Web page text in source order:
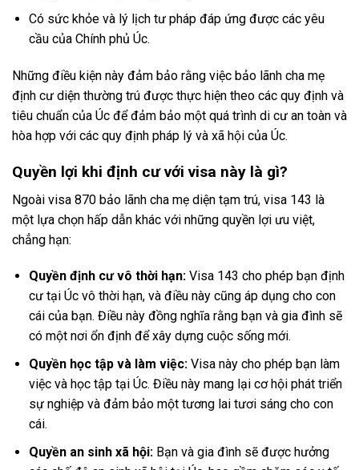
Có sức khỏe và lý lịch tư pháp đáp ứng được các yêu
cầu của Chính phủ Úc.
Những điều kiện này đảm bảo rằng việc bảo lãnh cha mẹ
định cư diện thường trú được thực hiện theo các quy định và
tiêu chuẩn của Úc để đảm bảo một quá trình di cư an toàn và
hòa hợp với các quy định pháp lý và xã hội của Úc.
Quyền lợi khi định cư với visa này là gì?
Ngoài visa 870 bảo lãnh cha mẹ diện tạm trú, visa 143 là
một lựa chọn hấp dẫn khác với những quyền lợi ưu việt,
chẳng hạn:
Quyền định cư vô thời hạn:Visa 143 cho phép bạn định
cư tại Úc vô thời hạn, và điều này cũng áp dụng cho con
cái của bạn. Điều này đồng nghĩa rằng bạn và gia đình sẽ
có một nơi ổn định để xây dựng cuộc sống mới.
Quyền học tập và làm việc:Visa này cho phép bạn làm
việc và học tập tại Úc. Điều này mang lại cơ hội phát triển
sự nghiệp và đảm bảo một tương lai tươi sáng cho con
cái.
Quyền an sinh xã hội:Bạn và gia đình sẽ được hưởng